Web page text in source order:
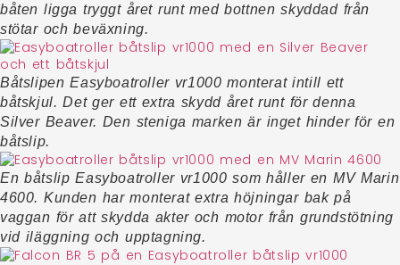
båten ligga tryggt året runt med bottnen skyddad från
stötar och beväxning.
Båtslipen Easyboatroller vr1000 monterat intill ett
båtskjul. Det ger ett extra skydd året runt för denna
Silver Beaver. Den steniga marken är inget hinder för en
båtslip.
En båtslip Easyboatroller vr1000 som håller en MV Marin
4600. Kunden har monterat extra höjningar bak på
vaggan för att skydda akter och motor från grundstötning
vid iläggning och upptagning.